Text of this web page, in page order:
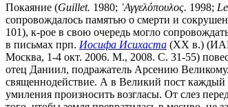
Покаяние (Guillet. 1980; ᾿Αγγελόπουλος. 1998;
сопровождалось памятью о смерти и
101), к-рое в свою очередь могло
в письмах прп. Иосифа Исихаста (XX в.)
Москва, 1-4 окт. 2006. М., 2008. С. 31-55)
отец Даниил, подражатель Арсению
священнодействие. А в Великий пост
умиления произносить возгласы. От слез